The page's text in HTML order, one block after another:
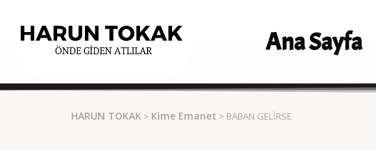
Ana Sayfa
HARUN TOKAK > Kime Emanet > BABAN GELIRSE